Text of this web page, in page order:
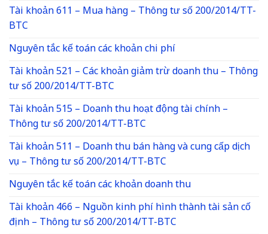
Tài khoản 611 – Mua hàng – Thông tư số 200/2014/TT-
BTC
Nguyên tắc kế toán các khoản chi phí
Tài khoản 521 – Các khoản giảm trừ doanh thu – Thông
tư số 200/2014/TT-BTC
Tài khoản 515 – Doanh thu hoạt động tài chính –
Thông tư số 200/2014/TT-BTC
Tài khoản 511 – Doanh thu bán hàng và cung cấp dịch
vụ – Thông tư số 200/2014/TT-BTC
Nguyên tắc kế toán các khoản doanh thu
Tài khoản 466 – Nguồn kinh phí hình thành tài sản cố
định – Thông tư số 200/2014/TT-BTC